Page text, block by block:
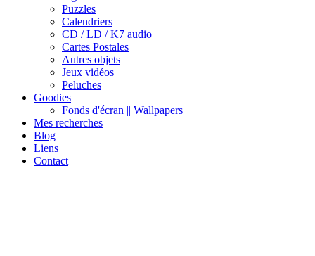
Puzzles
Calendriers
CD / LD / K7 audio
Cartes Postales
Autres objets
Jeux vidéos
Peluches
Goodies
Fonds d'écran || Wallpapers
Mes recherches
Blog
Liens
Contact